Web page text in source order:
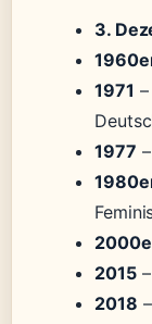
3.
1971
1977
2015–
2018